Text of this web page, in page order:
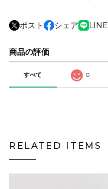
ポスト シェア LINE
商品の評価
すべて 0
RELATED ITEMS